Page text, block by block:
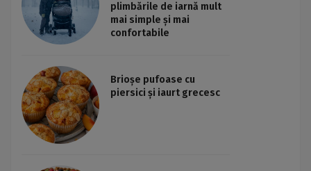
plimbările de iarnă mult
mai simple și mai
confortabile
Brioșe pufoase cu
piersici și iaurt grecesc